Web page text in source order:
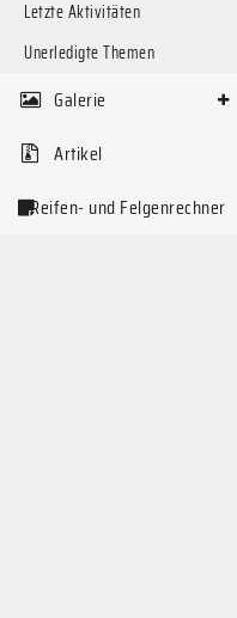
Letzte Aktivitäten
Unerledigte Themen
Galerie
Artikel
Reifen- und Felgenrechner